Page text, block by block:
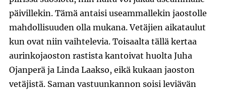
päivillekin. Tämä antaisi useammallekin jaostolle
mahdollisuuden olla mukana. Vetäjien aikataulut
kun ovat niin vaihtelevia. Toisaalta tällä kertaa
aurinkojaoston rastista kantoivat huolta Juha
Ojanperä ja Linda Laakso, eikä kukaan jaoston
vetäjistä. Saman vastuunkannon soisi leviävän